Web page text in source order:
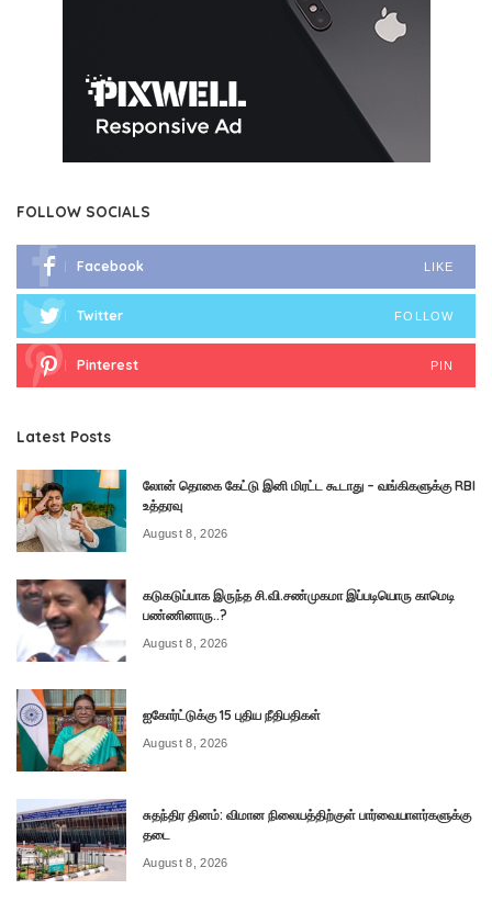
FOLLOW SOCIALS
Facebook LIKE
Twitter FOLLOW
Pinterest PIN
Latest Posts
லோன் தொகை கேட்டு இனி மிரட்ட கூடாது – வங்கிகளுக்கு RBI
உத்தரவு
August 8, 2026
கடுகடுப்பாக இருந்த சி.வி.சண்முகமா இப்படியொரு காமெடி
பண்ணினாரு..?
August 8, 2026
ஐகோர்ட்டுக்கு 15 புதிய நீதிபதிகள்
August 8, 2026
சுதந்திர தினம்: விமான நிலையத்திற்குள் பார்வையாளர்களுக்கு
தடை
August 8, 2026